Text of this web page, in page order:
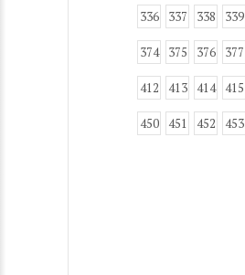
336 337 338 339
374 375 376 377
412 413 414 415
450 451 452 453